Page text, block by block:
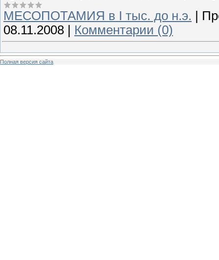
МЕСОПОТАМИЯ в І тыс. до н.э.
08.11.2008
Комментарии (0)
Полная версия сайта